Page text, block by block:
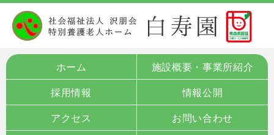
ホーム 施設概要・事業所紹介
採用情報 情報公開
アクセス お問い合わせ